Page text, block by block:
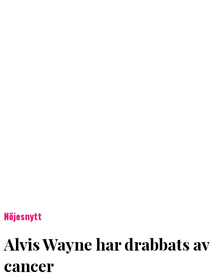
Nöjesnytt
Alvis Wayne har drabbats av
cancer